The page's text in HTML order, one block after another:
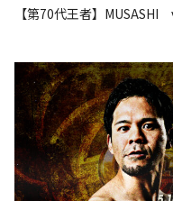
【第70代王者】